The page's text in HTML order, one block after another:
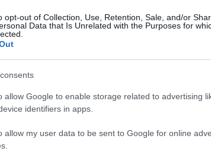
opt-out of Collection, Use, Retention, Sale, and/or
Data that Is Unrelated with the Purposes for
allow Google to enable storage related to advertising
identifiers in apps.
allow my user data to be sent to Google for online
se
id/891896
Részletek aFelhasználási feltételekben